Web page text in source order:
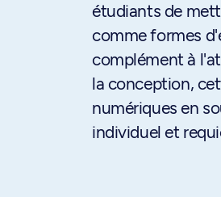
étudiants de
comme formes
complément à
la conception,
numériques en
individuel et